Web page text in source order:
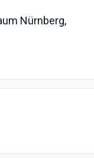
Nürnberg,